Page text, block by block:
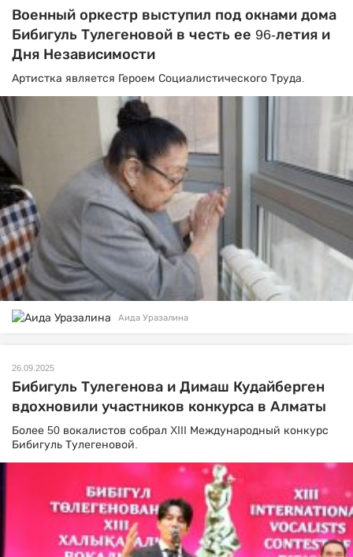
Военный оркестр выступил под окнами дома
Бибигуль Тулегеновой в честь ее 96-летия и
Дня Независимости
Артистка является Героем Социалистического Труда.
Аида Уразалина
26.09.2025
Бибигуль Тулегенова и Димаш Кудайберген
вдохновили участников конкурса в Алматы
Более 50 вокалистов собрал XIII Международный конкурс
Бибигуль Тулегеновой.